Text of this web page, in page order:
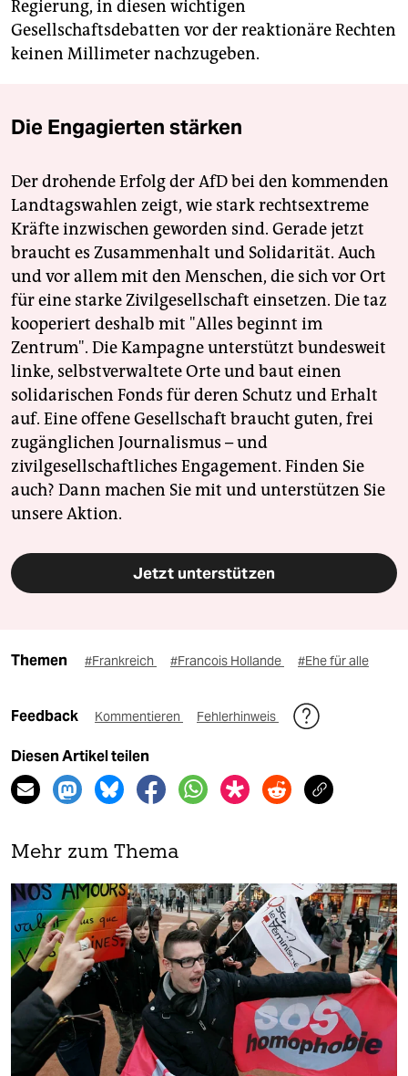
Regierung, in diesen wichtigen
Gesellschaftsdebatten vor der reaktionäre Rechten
keinen Millimeter nachzugeben.
Die Engagierten stärken
Der drohende Erfolg der AfD bei den kommenden
Landtagswahlen zeigt, wie stark rechtsextreme
Kräfte inzwischen geworden sind. Gerade jetzt
braucht es Zusammenhalt und Solidarität. Auch
und vor allem mit den Menschen, die sich vor Ort
für eine starke Zivilgesellschaft einsetzen. Die taz
kooperiert deshalb mit "Alles beginnt im
Zentrum". Die Kampagne unterstützt bundesweit
linke, selbstverwaltete Orte und baut einen
solidarischen Fonds für deren Schutz und Erhalt
auf. Eine offene Gesellschaft braucht guten, frei
zugänglichen Journalismus – und
zivilgesellschaftliches Engagement. Finden Sie
auch? Dann machen Sie mit und unterstützen Sie
unsere Aktion.
Jetzt unterstützen
Themen #Frankreich #Francois Hollande #Ehe für alle
Feedback Kommentieren Fehlerhinweis
Diesen Artikel teilen
Mehr zum Thema